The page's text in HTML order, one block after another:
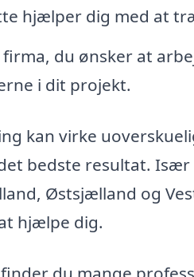
hjælper dig med at
du ønsker at
i dit projekt.
kan virke
bedste resultat.
Østsjælland og
hjælpe dig.